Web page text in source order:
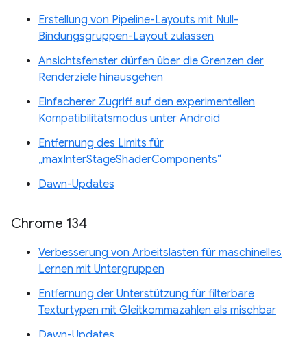
Erstellung von Pipeline-Layouts mit Null-
Bindungsgruppen-Layout zulassen
Ansichtsfenster dürfen über die Grenzen der
Renderziele hinausgehen
Einfacherer Zugriff auf den experimentellen
Kompatibilitätsmodus unter Android
Entfernung des Limits für
„maxInterStageShaderComponents“
Dawn-Updates
Chrome 134
Verbesserung von Arbeitslasten für maschinelles
Lernen mit Untergruppen
Entfernung der Unterstützung für filterbare
Texturtypen mit Gleitkommazahlen als mischbar